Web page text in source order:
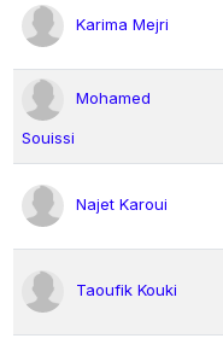
Karima Mejri
Mohamed
Souissi
Najet Karoui
Taoufik Kouki